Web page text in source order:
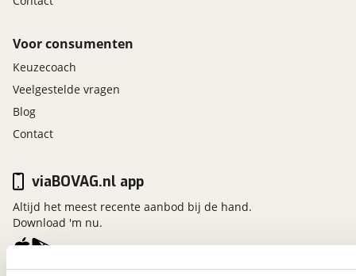
Voor consumenten
Keuzecoach
Veelgestelde vragen
Blog
Contact
viaBOVAG.nl app
Altijd het meest recente aanbod bij de hand.
Download 'm nu.